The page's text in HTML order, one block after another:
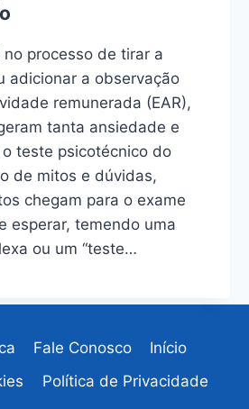
processo de tirar a
adicionar a observação
remunerada (EAR),
tanta ansiedade e
teste psicotécnico do
de mitos e dúvidas,
chegam para o exame
esperar, temendo uma
ou um “teste…
Fale Conosco
Início
Política de Privacidade